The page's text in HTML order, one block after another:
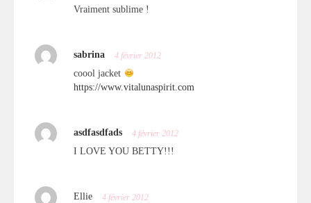
Vraiment sublime !
sabrina 4 février 2012
coool jacket
https://www.vitalunaspirit.com
asdfasdfads 4 février 2012
I LOVE YOU BETTY!!!
Ellie 4 février 2012